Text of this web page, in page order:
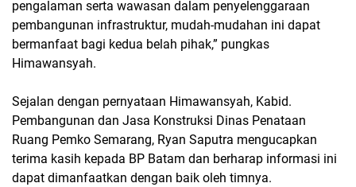
pengalaman serta wawasan dalam penyelenggaraan
pembangunan infrastruktur, mudah-mudahan ini dapat
bermanfaat bagi kedua belah pihak,” pungkas
Himawansyah.
Sejalan dengan pernyataan Himawansyah, Kabid.
Pembangunan dan Jasa Konstruksi Dinas Penataan
Ruang Pemko Semarang, Ryan Saputra mengucapkan
terima kasih kepada BP Batam dan berharap informasi ini
dapat dimanfaatkan dengan baik oleh timnya.